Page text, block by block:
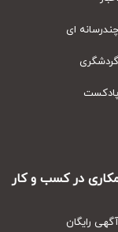
ای
در کسب و کار
رایگان